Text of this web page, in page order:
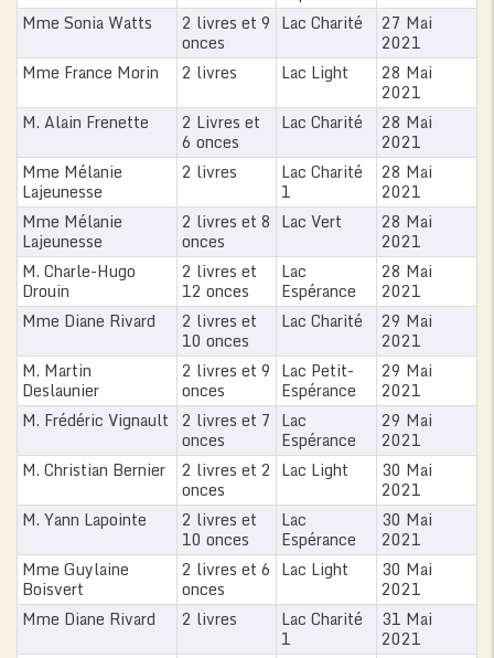
Mme Sonia Watts
2 livres et 9
onces
Lac Charité 27 Mai
2021
Mme France Morin
2 livres Lac Light 28 Mai
2021
M. Alain Frenette
2 Livres et
6 onces
Lac Charité 28 Mai
2021
Mme Mélanie
Lajeunesse
2 livres Lac Charité
1
28 Mai
2021
Mme Mélanie
Lajeunesse
2 livres et 8
onces
Lac Vert 28 Mai
2021
M. Charle-Hugo
Drouin
2 livres et
12 onces
Lac
Espérance
28 Mai
2021
Mme Diane Rivard
2 livres et
10 onces
Lac Charité 29 Mai
2021
M. Martin
Deslaunier
2 livres et 9
onces
Lac Petit-
Espérance
29 Mai
2021
M. Frédéric Vignault 2 livres et 7
onces
Lac
Espérance
29 Mai
2021
M. Christian Bernier
2 livres et 2
onces
Lac Light 30 Mai
2021
M. Yann Lapointe
2 livres et
10 onces
Lac
Espérance
30 Mai
2021
Mme Guylaine
Boisvert
2 livres et 6
onces
Lac Light 30 Mai
2021
Mme Diane Rivard
2 livres Lac Charité
1
31 Mai
2021